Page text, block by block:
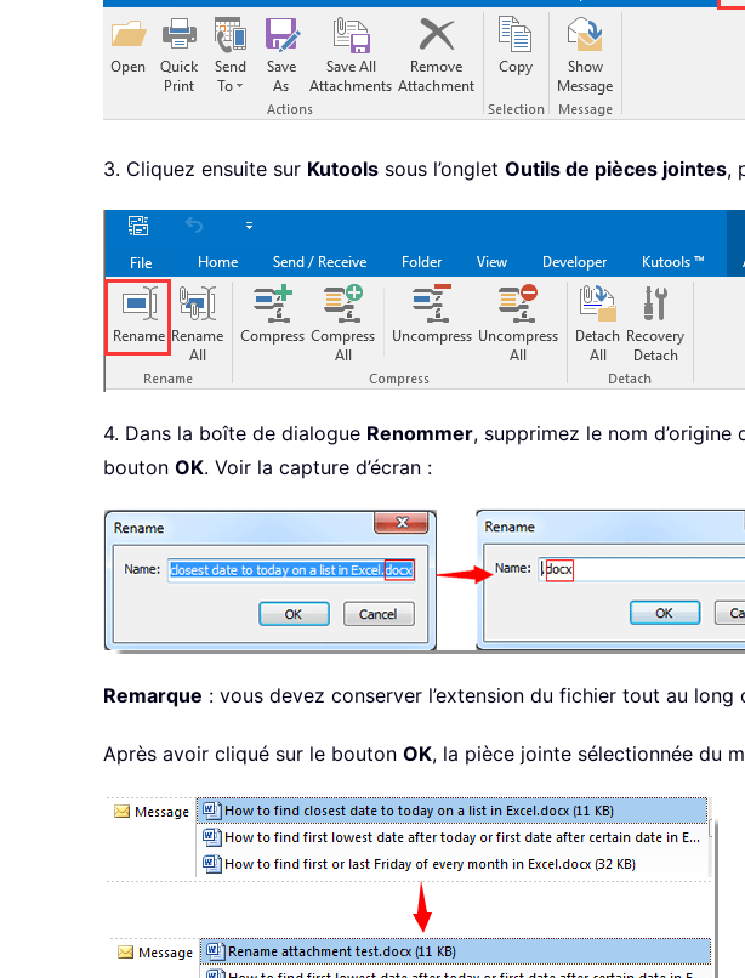
3. Cliquez ensuite sur Kutools sous l’onglet Outils de pièces jointes,
4. Dans la boîte de dialogue Renommer, supprimez le nom
bouton OK. Voir la capture d’écran :
Remarque : vous devez conserver l’extension du fichier tout au
Après avoir cliqué sur le bouton OK, la pièce jointe sélectionnée du